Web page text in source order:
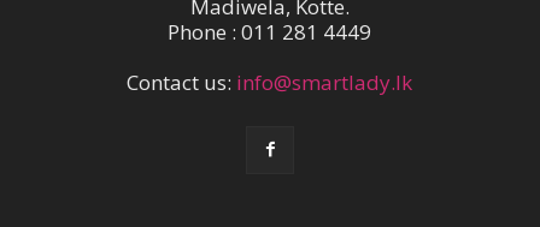
Madiwela, Kotte.
Phone : 011 281 4449
Contact us: info@smartlady.lk